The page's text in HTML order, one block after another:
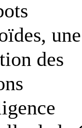
une
des